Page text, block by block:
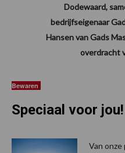
Dodewaard,
bedrijfseigenaar
Hansen van Gads
overdracht
Bewaren
Speciaal voor
Van